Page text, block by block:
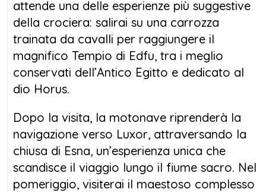
attende una delle esperienze più suggestive
della crociera: salirai su una carrozza
trainata da cavalli per raggiungere il
magnifico Tempio di Edfu, tra i meglio
conservati dell’Antico Egitto e dedicato al
dio Horus.
Dopo la visita, la motonave riprenderà la
navigazione verso Luxor, attraversando la
chiusa di Esna, un’esperienza unica che
scandisce il viaggio lungo il fiume sacro. Nel
pomeriggio, visiterai il maestoso complesso